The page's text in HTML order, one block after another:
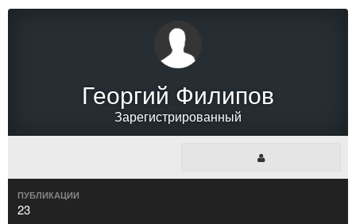
Георгий Филипов
Зарегистрированный
ПУБЛИКАЦИИ
23